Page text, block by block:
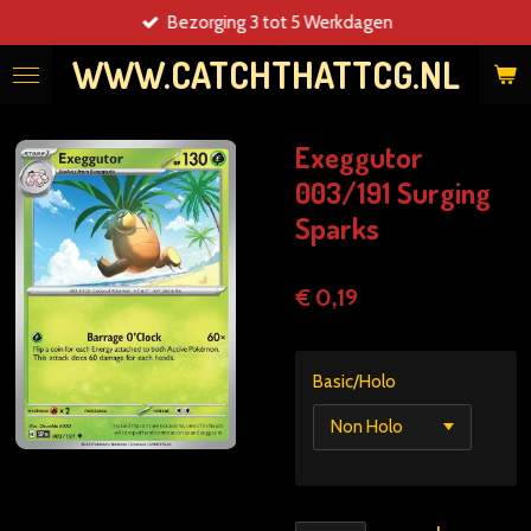
direct
naar
WWW.CATCHTHATTCG.NL
Bezorging 3 tot 5 Werkdagen
Exeggutor
003/191 Surging
Sparks
€ 0,19
Basic/Holo